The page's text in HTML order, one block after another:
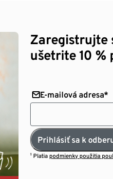
Zaregistrujte
ušetrite 10 %
E-mailová adresa*
Prihlásiť sa k
¹ Platia podmienky použitia